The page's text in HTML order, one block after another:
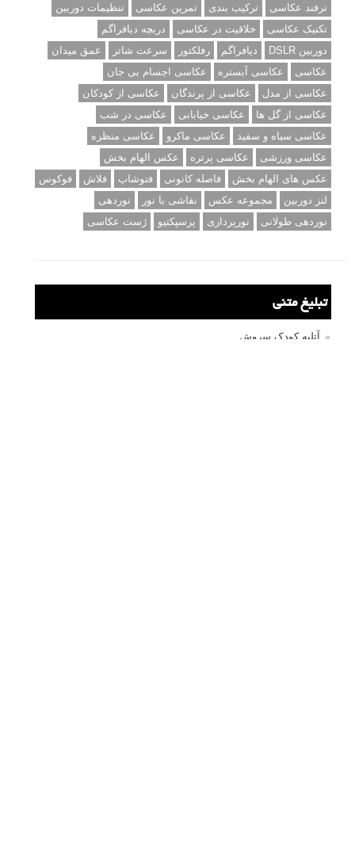
ترفند عکاسی
ترکیب بندی تمرین عکاسی
تنظیمات دوربین
تکنیک عکاسی
خلاقیت در عکاسی
دریچه دیافراگم
دوربین DSLR
دیافراگم رفلکتور سرعت شاتر
عمق میدان
عکاسی
عکاسی آبستره
عکاسی اجسام بی جان
عکاسی از مدل
عکاسی از پرندگان
عکاسی از کودکان
عکاسی از گل ها
عکاسی خیابانی
عکاسی در شب
عکاسی سیاه و سفید
عکاسی ماکرو
عکاسی منظره
عکاسی ورزشی
عکاسی پرتره
عکس الهام بخش
عکس های الهام بخش
فاصله کانونی فتوشاپ فلاش
فوکوس
لنز دوربین
مجموعه عکس نقاشی با نور
نوردهی
نوردهی طولانی
نورپردازی پرسپکتیو ژست عکاسی
تبلیغ متنی
آتلیه کودک سروش